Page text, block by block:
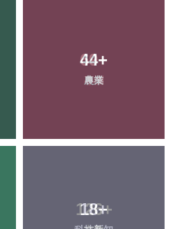
44+
農業
18+